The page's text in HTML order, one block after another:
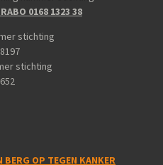
0168 1323 38
stichting
stichting
BERG OP TEGEN KANKER